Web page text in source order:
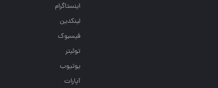
اینستاگرام
لینکدین
فیسبوک
توئیتر
یوتیوب
آپارات